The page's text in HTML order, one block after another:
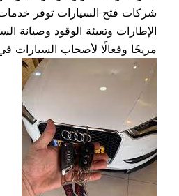
شركات فتح السيارات توفر خدمات
الإطارات وتعبئة الوقود وصيانة
مريحًا وفعالًا لأصحاب السيارات